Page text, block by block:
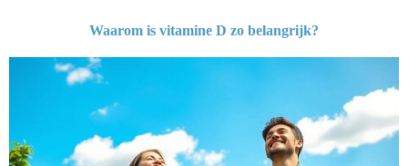
Waarom is vitamine D zo belangrijk?